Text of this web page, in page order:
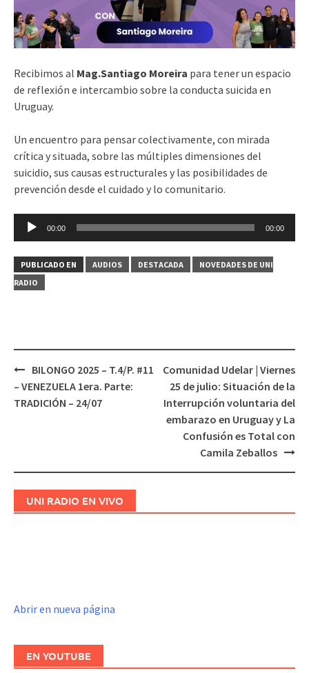
Recibimos al Mag.Santiago Moreira para tener un espacio
de reflexión e intercambio sobre la conducta suicida en
Uruguay.
Un encuentro para pensar colectivamente, con mirada
crítica y situada, sobre las múltiples dimensiones del
suicidio, sus causas estructurales y las posibilidades de
prevención desde el cuidado y lo comunitario.
Reproductor
audio
00:00 00:00
PUBLICADO EN AUDIOS DESTACADA
NOVEDADES DE UNI
RADIO
Navegación
de
BILONGO 2025 – T.4/P. #11
– VENEZUELA 1era. Parte:
TRADICIÓN – 24/07
Comunidad Udelar | Viernes
25 de julio: Situación de la
Interrupción voluntaria del
embarazo en Uruguay y La
Confusión es Total con
Camila Zeballos
UNI RADIO EN VIVO
Abrir en nueva página
EN YOUTUBE